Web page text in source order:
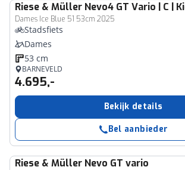
Riese & Müller Nevo4 GT Vario | C |
Dames Ice Blue 51 53cm 2025
Stadsfiets
Dames
53 cm
BARNEVELD
4.695,-
Bekijk details
Bel aanbieder
Riese & Müller Nevo GT vario